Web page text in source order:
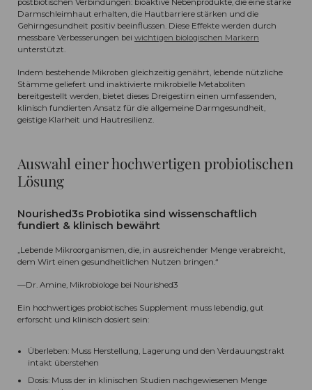
Darmschleimhaut erhalten, die Hautbarriere stärken und die
Gehirngesundheit positiv beeinflussen. Diese Effekte werden durch
messbare Verbesserungen bei wichtigen biologischen Markern
unterstützt.
Indem bestehende Mikroben gleichzeitig genährt, lebende nützliche
Stämme geliefert und inaktivierte mikrobielle Metaboliten
bereitgestellt werden, bietet dieses Dreigestirn einen umfassenden,
klinisch fundierten Ansatz für die allgemeine Darmgesundheit,
geistige Klarheit und Hautresilienz.
Auswahl einer hochwertigen probiotischen
Lösung
Nourished3s Probiotika sind wissenschaftlich
fundiert & klinisch bewährt
„Lebende Mikroorganismen, die, in ausreichender Menge verabreicht,
dem Wirt einen gesundheitlichen Nutzen bringen.“
—Dr. Amine, Mikrobiologe bei Nourished3
Ein hochwertiges probiotisches Supplement muss lebendig, gut
erforscht und klinisch dosiert sein:
Überleben: Muss Herstellung, Lagerung und den Verdauungstrakt
intakt überstehen
Dosis: Muss der in klinischen Studien nachgewiesenen Menge